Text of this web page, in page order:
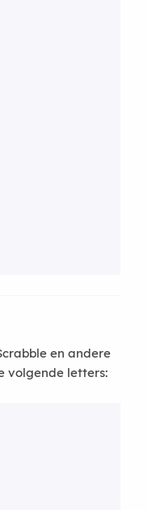
en andere
volgende letters: